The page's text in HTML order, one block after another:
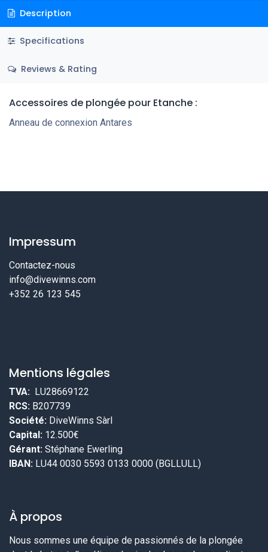
Description
Specifications
Reviews & Rating
Accessoires de plongée pour Etanche :
Anneau de connexion Antares
Impressum
Contactez-nous
info@divewinns.com
+352 26 123 545
Mentions légales
TVA: LU28669122
RCS: B207739
Société: DiveWinns Sàrl
Capital: 12.500€
Gérant: Stéphane Ewerling
IBAN: LU44 0030 5593 0133 0000 (BGLLULL)
À propos
Nous sommes une équipe de passionnés de la plongée